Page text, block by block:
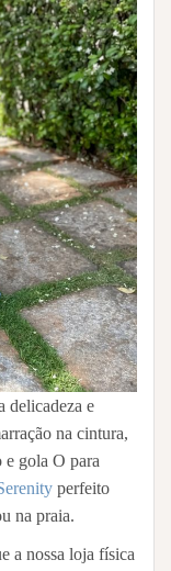
delicadeza e
na cintura,
e gola O para
perfeito
na praia.
a nossa loja física